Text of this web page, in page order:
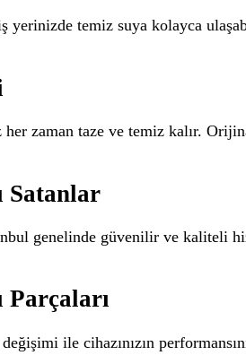
yerinizde temiz suya kolayca
zaman taze ve temiz kalır.
Satanlar
genelinde güvenilir ve kaliteli
Parçaları
ile cihazınızın